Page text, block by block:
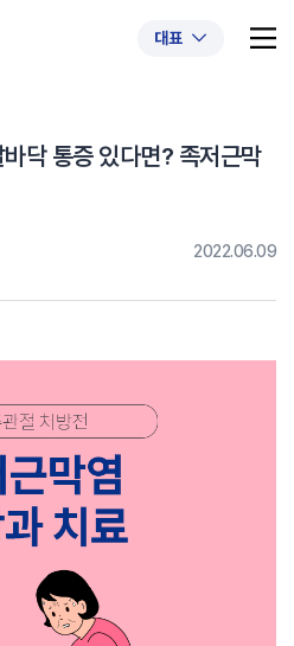
대표
#목디스크
닥 통증 있다면? 족저근막
2022.06.09